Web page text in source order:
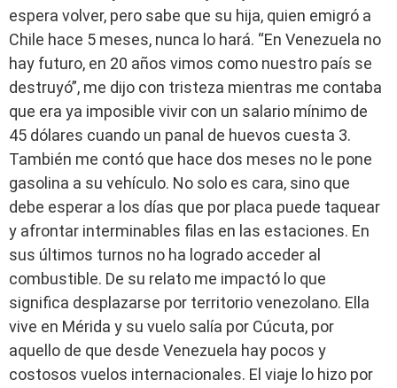
espera volver, pero sabe que su hija, quien emigró a
Chile hace 5 meses, nunca lo hará. “En Venezuela no
hay futuro, en 20 años vimos como nuestro país se
destruyó”, me dijo con tristeza mientras me contaba
que era ya imposible vivir con un salario mínimo de
45 dólares cuando un panal de huevos cuesta 3.
También me contó que hace dos meses no le pone
gasolina a su vehículo. No solo es cara, sino que
debe esperar a los días que por placa puede taquear
y afrontar interminables filas en las estaciones. En
sus últimos turnos no ha logrado acceder al
combustible. De su relato me impactó lo que
significa desplazarse por territorio venezolano. Ella
vive en Mérida y su vuelo salía por Cúcuta, por
aquello de que desde Venezuela hay pocos y
costosos vuelos internacionales. El viaje lo hizo por